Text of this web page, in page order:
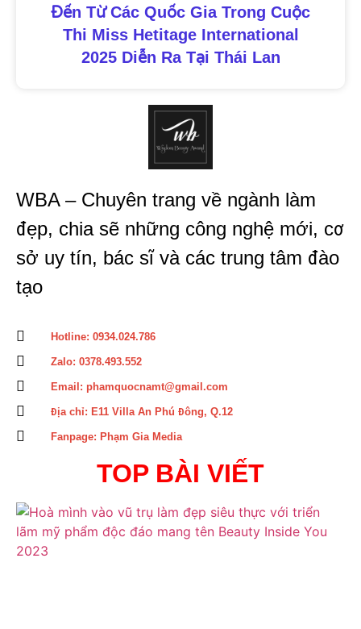
Đến Từ Các Quốc Gia Trong Cuộc
Thi Miss Hetitage International
2025 Diễn Ra Tại Thái Lan
WBA – Chuyên trang về ngành làm
đẹp, chia sẽ những công nghệ mới, cơ
sở uy tín, bác sĩ và các trung tâm đào
tạo
Hotline: 0934.024.786
Zalo: 0378.493.552
Email: phamquocnamt@gmail.com
Địa chỉ: E11 Villa An Phú Đông, Q.12
Fanpage: Phạm Gia Media
TOP BÀI VIẾT